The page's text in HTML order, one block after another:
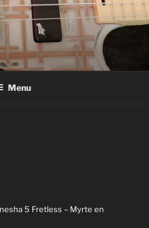
Menu
5 Fretless – Myrte en